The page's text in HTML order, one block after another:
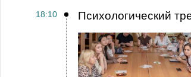
18:10 Психологический